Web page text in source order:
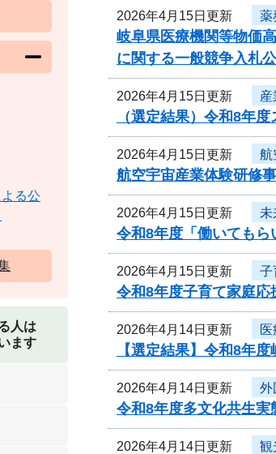
2026年4月15日更新 薬
岐阜県医療機関等物価
に関する一般競争入札
2026年4月15日更新 産
（選定結果）令和8年
2026年4月15日更新 航
航空宇宙産業体験研修
2026年4月15日更新 未
令和8年度「働いても
2026年4月15日更新 子
令和8年度子育て家庭応
2026年4月14日更新
【選定結果】令和8年
2026年4月14日更新 外
令和8年度多文化共生
2026年4月14日更新 観
る公
人は
ます